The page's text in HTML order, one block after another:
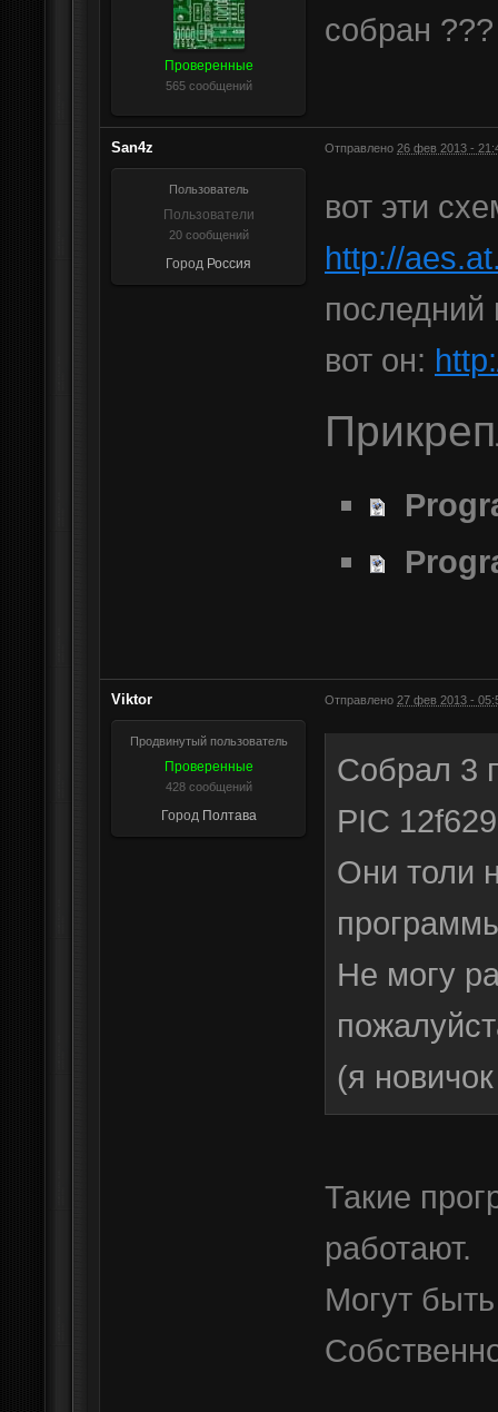
Проверенные
565 сообщений
собран ???
San4z Отправлено 26 фев 2013 -
Пользователь
Пользователи
20 сообщений
Город Россия
вот эти
http://
последний
вот он:
Viktor Отправлено 27 фев 2013 -
Продвинутый пользователь
Проверенные
428 сообщений
Город Полтава
Собрал 3
PIC
Они толи
Не могу
(я
Такие
работают.
Могут